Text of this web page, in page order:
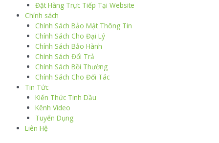
Đặt Hàng Trực Tiếp Tại Website
Chính sách
Chính Sách Bảo Mật Thông Tin
Chính Sách Cho Đại Lý
Chính Sách Bảo Hành
Chính Sách Đổi Trả
Chính Sách Bồi Thường
Chính Sách Cho Đối Tác
Tin Tức
Kiến Thức Tinh Dầu
Kênh Video
Tuyển Dụng
Liên Hệ